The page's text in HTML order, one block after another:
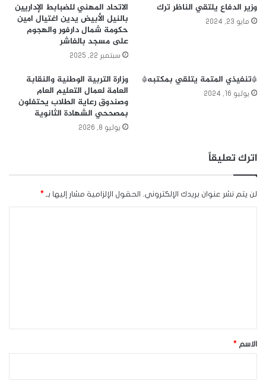
وزير الدفاع يلتقي الناظر ترك
مايو 23, 2024
الاتحاد المهني للضبابط الإداريين
بالنيل الأبيض يدين اغتيال امين
حكومة شمال دارفور والهجوم
على مسجد بالفاشر
سبتمبر 22, 2025
*تنفيذي المتمة يتلقي بمكتبه*
يوليو 16, 2024
وزارة التربية الوطنية والنقابة
العامة لعمال التعليم العام
وصندوق رعاية الطلاب يحتفلون
بمصححي الشهادة الثانوية
يوليو 8, 2026
اترك تعليقاً
لن يتم نشر عنوان بريدك الإلكتروني. الحقول الإلزامية مشار إليها بـ *
*الاسم *